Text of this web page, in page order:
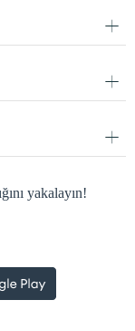
yakalayın!